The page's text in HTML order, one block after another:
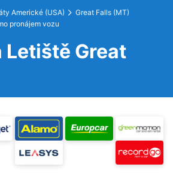
Americké (USA)
Great Falls (MT)
pronájem vozu
Letiště Great